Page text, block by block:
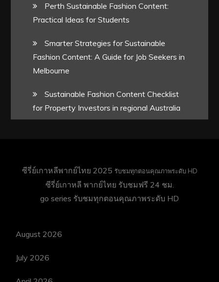
Perth Sustainable Fashion Content:
Practical Ideas for Students
Smarter Strategies for Sustainable
Fashion Content: A Guide for Job Seekers in
Melbourne
Sustainable Fashion Content Checklist
for Property Investors in regional Australia
ซีรี่ย์เกาหลีพากย์ไทย 2025 รับชมทุกตอนคุณภาพระดับ HD
ซีรี่ย์เกาหลี พากย์ไทย รับชมฟรี 24 ชม.
go series รับชมทุกตอนคุณภาพระดับ HD
August 2026
July 2026